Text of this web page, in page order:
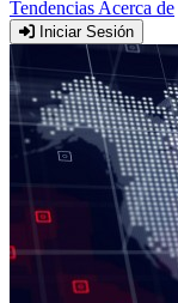
Tendencias Acerca de
Iniciar Sesión